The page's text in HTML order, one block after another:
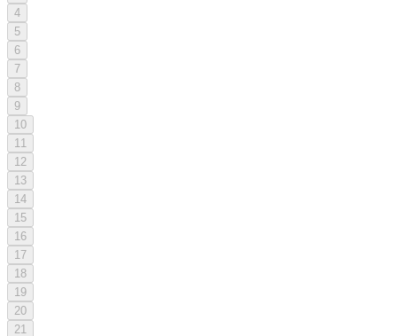
4
5
6
7
8
9
10
11
12
13
14
15
16
17
18
19
20
21